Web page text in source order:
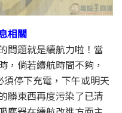
相關
問題就是續航力啦！當
，倘若續航時間不夠，
停下充電，下午或明天
髒東西再度污染了已清